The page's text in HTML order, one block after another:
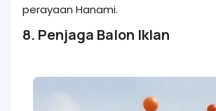
perayaan Hanami.
8. Penjaga Balon Iklan